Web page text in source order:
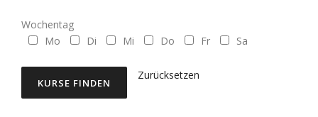
Wochentag
Mo
Di Mi Do Fr Sa
Zurücksetzen